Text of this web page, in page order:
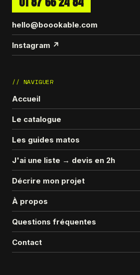
hello@boookable.com
Instagram ↗
// NAVIGUER
Accueil
Le catalogue
Les guides matos
J'ai une liste → devis en 2h
Décrire mon projet
À propos
Questions fréquentes
Contact